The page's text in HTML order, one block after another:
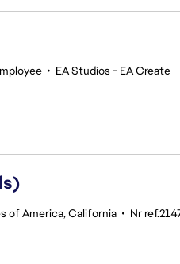
• EA Studios - EA Create
of America, California • Nr